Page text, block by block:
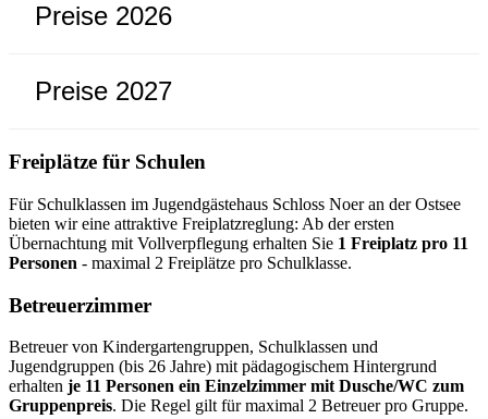
Preise 2026
Preise 2027
Freiplätze für Schulen
Für Schulklassen im Jugendgästehaus Schloss Noer an der Ostsee
bieten wir eine attraktive Freiplatzreglung: Ab der ersten
Übernachtung mit Vollverpflegung erhalten Sie 1 Freiplatz pro 11
Personen - maximal 2 Freiplätze pro Schulklasse.
Betreuerzimmer
Betreuer von Kindergartengruppen, Schulklassen und
Jugendgruppen (bis 26 Jahre) mit pädagogischem Hintergrund
erhalten je 11 Personen ein Einzelzimmer mit Dusche/WC zum
Gruppenpreis. Die Regel gilt für maximal 2 Betreuer pro Gruppe.